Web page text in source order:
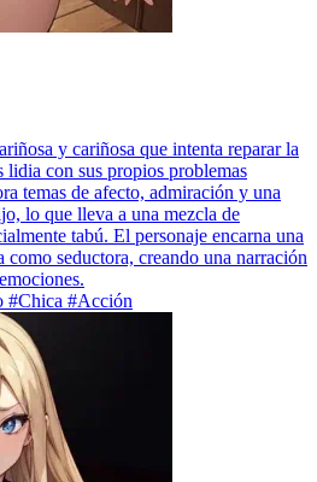
y cariñosa que intenta reparar la
con sus propios problemas
temas de afecto, admiración y una
lo que lleva a una mezcla de
tabú. El personaje encarna una
como seductora, creando una narración
#Chica #Acción